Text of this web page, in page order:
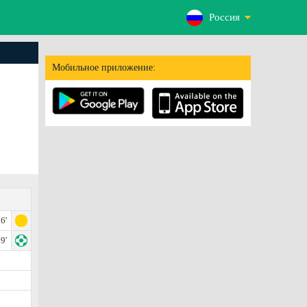
Россия
Мобильное приложение: